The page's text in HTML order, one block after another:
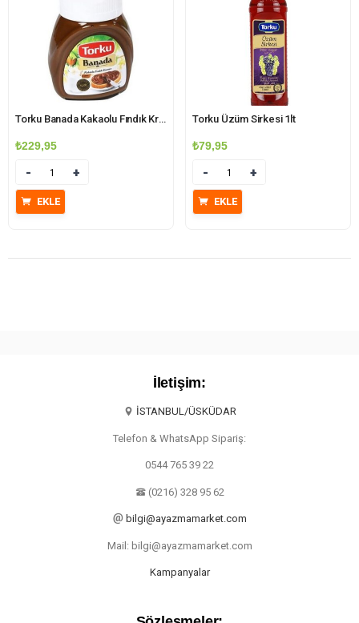
Torku Banada Kakaolu Fındık Kreması 700 gr
₺229,95
Miktar
EKLE
Torku Üzüm Sirkesi 1lt
₺79,95
Miktar
EKLE
İletişim:
İSTANBUL/ÜSKÜDAR
Telefon & WhatsApp Sipariş:
0544 765 39 22
(0216) 328 95 62
bilgi@ayazmamarket.com
Mail: bilgi@ayazmamarket.com
Kampanyalar